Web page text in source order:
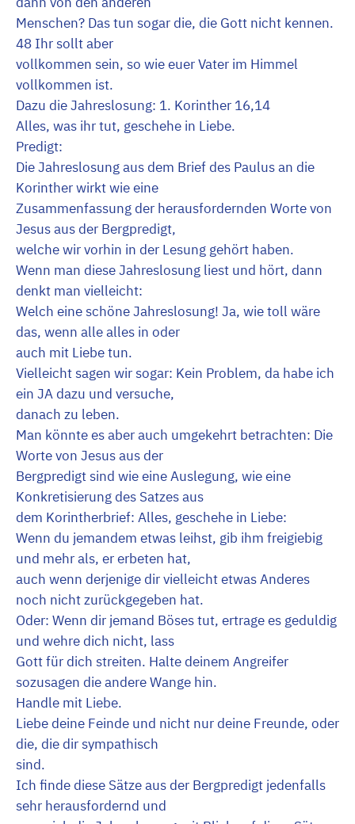
Menschen? Das tun sogar die, die Gott nicht kennen.
48 Ihr sollt aber
vollkommen sein, so wie euer Vater im Himmel
vollkommen ist.
Dazu die Jahreslosung: 1. Korinther 16,14
Alles, was ihr tut, geschehe in Liebe.
Predigt:
Die Jahreslosung aus dem Brief des Paulus an die
Korinther wirkt wie eine
Zusammenfassung der herausfordernden Worte von
Jesus aus der Bergpredigt,
welche wir vorhin in der Lesung gehört haben.
Wenn man diese Jahreslosung liest und hört, dann
denkt man vielleicht:
Welch eine schöne Jahreslosung! Ja, wie toll wäre
das, wenn alle alles in oder
auch mit Liebe tun.
Vielleicht sagen wir sogar: Kein Problem, da habe ich
ein JA dazu und versuche,
danach zu leben.
Man könnte es aber auch umgekehrt betrachten: Die
Worte von Jesus aus der
Bergpredigt sind wie eine Auslegung, wie eine
Konkretisierung des Satzes aus
dem Korintherbrief: Alles, geschehe in Liebe:
Wenn du jemandem etwas leihst, gib ihm freigiebig
und mehr als, er erbeten hat,
auch wenn derjenige dir vielleicht etwas Anderes
noch nicht zurückgegeben hat.
Oder: Wenn dir jemand Böses tut, ertrage es geduldig
und wehre dich nicht, lass
Gott für dich streiten. Halte deinem Angreifer
sozusagen die andere Wange hin.
Handle mit Liebe.
Liebe deine Feinde und nicht nur deine Freunde, oder
die, die dir sympathisch
sind.
Ich finde diese Sätze aus der Bergpredigt jedenfalls
sehr herausfordernd und